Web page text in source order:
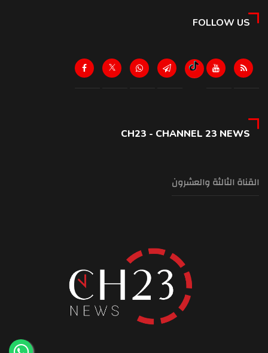
FOLLOW US
CH23 - CHANNEL 23 NEWS
القناة الثالثة والعشرون